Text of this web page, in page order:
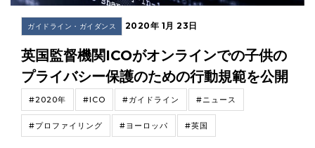
ガイドライン・ガイダンス 2020年 1月 23日
英国監督機関ICOがオンラインでの子供の
プライバシー保護のための行動規範を公開
#2020年 #ICO #ガイドライン #ニュース
#プロファイリング #ヨーロッパ #英国